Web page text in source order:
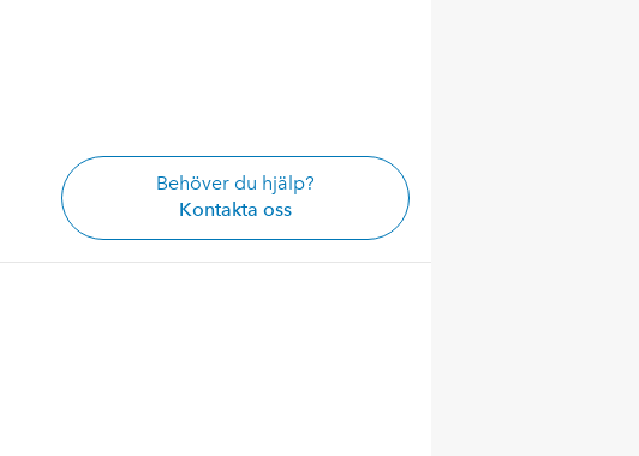
Behöver du hjälp?
Kontakta oss